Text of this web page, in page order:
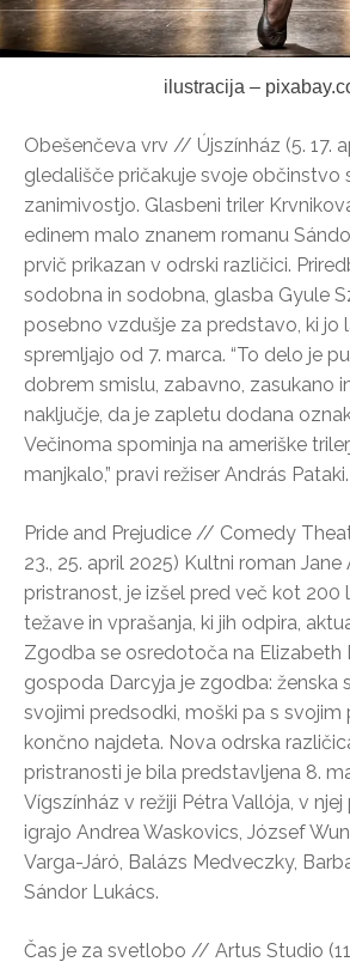
ilustracija –
Obešenčeva vrv // Újszínház (5. 17.
gledališče pričakuje svoje občinstvo
zanimivostjo. Glasbeni triler
edinem malo znanem romanu
prvič prikazan v odrski različici.
sodobna in sodobna, glasba Gyule
posebno vzdušje za predstavo, ki jo
spremljajo od 7. marca. “To delo je
dobrem smislu, zabavno, zasukano
naključje, da je zapletu dodana
Večinoma spominja na ameriške
manjkalo,” pravi režiser András Pataki.
Pride and Prejudice // Comedy
23., 25. april 2025) Kultni roman Jane
pristranost, je izšel pred več kot 200
težave in vprašanja, ki jih odpira,
Zgodba se osredotoča na Elizabeth
gospoda Darcyja je zgodba: ženska
svojimi predsodki, moški pa s svojim
končno najdeta. Nova odrska
pristranosti je bila predstavljena 8.
Vígszínház v režiji Pétra Vallója, v
igrajo Andrea Waskovics, József
Varga-Járó, Balázs Medveczky,
Sándor Lukács.
Čas je za svetlobo // Artus Studio